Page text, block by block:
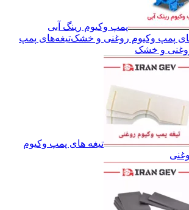
پمپ وکیوم رینگ آبی
تیغه‌های پمپ
و خشک
تیغه های پمپ وکیوم